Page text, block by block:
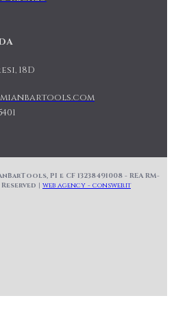
18D
PI e CF 13238491008 - REA RM-
| web agency - consweb.it